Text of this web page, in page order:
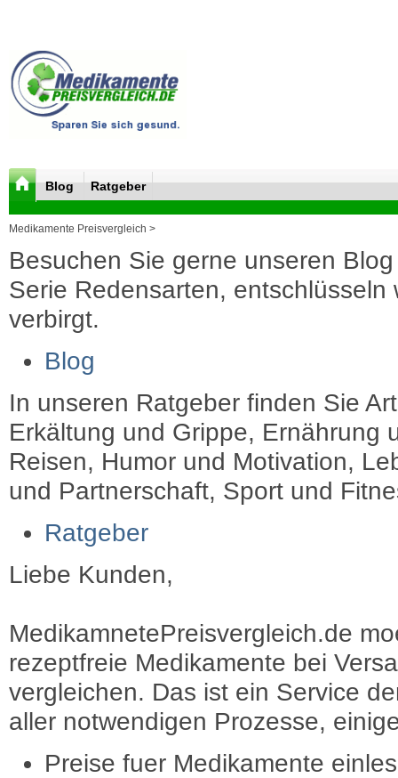
Blog Ratgeber
Medikamente Preisvergleich >
Besuchen Sie gerne unseren
Serie Redensarten, entschlüsseln
verbirgt.
Blog
In unseren Ratgeber finden Sie
Erkältung und Grippe, Ernährung
Reisen, Humor und Motivation,
und Partnerschaft, Sport und
Ratgeber
Liebe Kunden,
MedikamnetePreisvergleich.de
rezeptfreie Medikamente bei
vergleichen. Das ist ein Service
aller notwendigen Prozesse,
Preise fuer Medikamente